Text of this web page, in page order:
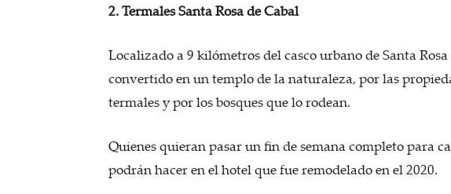
2. Termales Santa Rosa de Cabal
Localizado a 9 kilómetros del casco urbano de Santa
convertido en un templo de la naturaleza, por las
termales y por los bosques que lo rodean.
Quienes quieran pasar un fin de semana completo para
podrán hacer en el hotel que fue remodelado en el 2020.